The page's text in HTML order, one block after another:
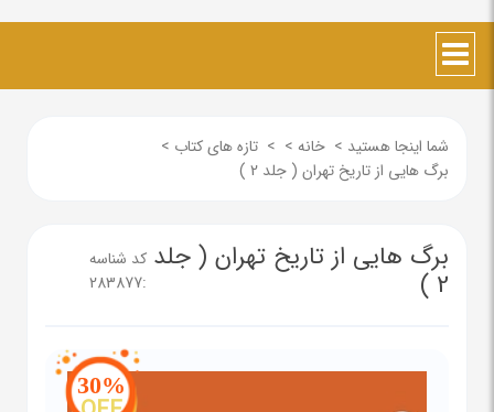
شما اینجا هستید > خانه >
> تازه های کتاب >
برگ هایی از تاریخ تهران ( جلد 2 )
برگ هایی از تاریخ تهران ( جلد
2 )
کد شناسه
:
283877
30%